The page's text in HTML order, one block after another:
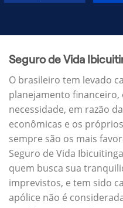
Seguro de Vida
O brasileiro tem levado
planejamento
necessidade, em razão
econômicas e os
sempre são os mais
Seguro de Vida
quem busca sua
imprevistos, e tem sido
apólice não é